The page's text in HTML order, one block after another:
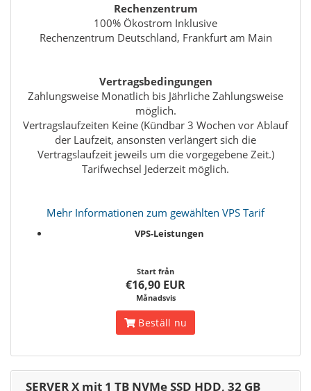
Rechenzentrum
100% Ökostrom Inklusive
Rechenzentrum Deutschland, Frankfurt am Main
Vertragsbedingungen
Zahlungsweise Monatlich bis Jährliche Zahlungsweise
möglich.
Vertragslaufzeiten Keine (Kündbar 3 Wochen vor Ablauf
der Laufzeit, ansonsten verlängert sich die
Vertragslaufzeit jeweils um die vorgegebene Zeit.)
Tarifwechsel Jederzeit möglich.
Mehr Informationen zum gewählten VPS Tarif
VPS-Leistungen
Start från
€16,90 EUR
Månadsvis
Beställ nu
SERVER X mit 1 TB NVMe SSD HDD, 32 GB